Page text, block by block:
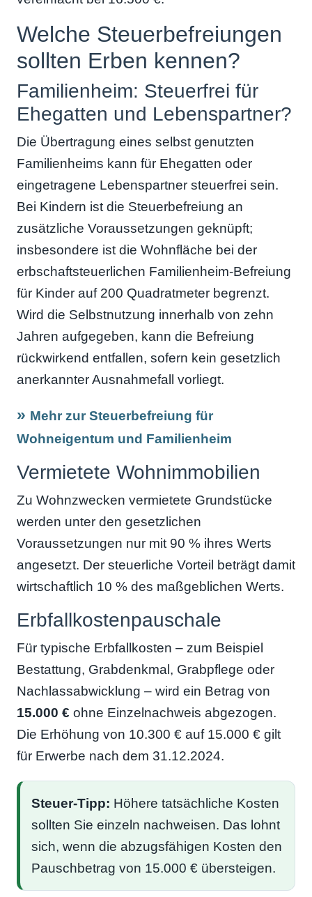
Welche Steuerbefreiungen
sollten Erben kennen?
Familienheim: Steuerfrei für
Ehegatten und Lebenspartner?
Die Übertragung eines selbst genutzten
Familienheims kann für Ehegatten oder
eingetragene Lebenspartner steuerfrei sein.
Bei Kindern ist die Steuerbefreiung an
zusätzliche Voraussetzungen geknüpft;
insbesondere ist die Wohnfläche bei der
erbschaftsteuerlichen Familienheim-Befreiung
für Kinder auf 200 Quadratmeter begrenzt.
Wird die Selbstnutzung innerhalb von zehn
Jahren aufgegeben, kann die Befreiung
rückwirkend entfallen, sofern kein gesetzlich
anerkannter Ausnahmefall vorliegt.
Mehr zur Steuerbefreiung für
Wohneigentum und Familienheim
Vermietete Wohnimmobilien
Zu Wohnzwecken vermietete Grundstücke
werden unter den gesetzlichen
Voraussetzungen nur mit 90 % ihres Werts
angesetzt. Der steuerliche Vorteil beträgt damit
wirtschaftlich 10 % des maßgeblichen Werts.
Erbfallkostenpauschale
Für typische Erbfallkosten – zum Beispiel
Bestattung, Grabdenkmal, Grabpflege oder
Nachlassabwicklung – wird ein Betrag von
15.000 € ohne Einzelnachweis abgezogen.
Die Erhöhung von 10.300 € auf 15.000 € gilt
für Erwerbe nach dem 31.12.2024.
Steuer-Tipp: Höhere tatsächliche Kosten
sollten Sie einzeln nachweisen. Das lohnt
sich, wenn die abzugsfähigen Kosten den
Pauschbetrag von 15.000 € übersteigen.